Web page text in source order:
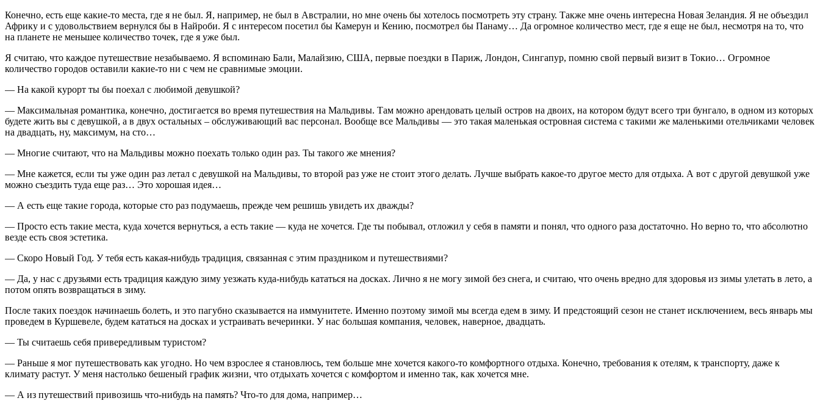
Конечно, есть еще какие-то места, где я не был. Я, например, не был в Австралии, но мне очень бы хотелось посмотреть эту страну. Также мне очень интересна Новая Зеландия. Я не объездил
Африку и с удовольствием вернулся бы в Найроби. Я с интересом посетил бы Камерун и Кению, посмотрел бы Панаму… Да огромное количество мест, где я еще не был, несмотря на то, что
на планете не меньшее количество точек, где я уже был.
Я считаю, что каждое путешествие незабываемо. Я вспоминаю Бали, Малайзию, США, первые поездки в Париж, Лондон, Сингапур, помню свой первый визит в Токио… Огромное
количество городов оставили какие-то ни с чем не сравнимые эмоции.
— На какой курорт ты бы поехал с любимой девушкой?
— Максимальная романтика, конечно, достигается во время путешествия на Мальдивы. Там можно арендовать целый остров на двоих, на котором будут всего три бунгало, в одном из которых
будете жить вы с девушкой, а в двух остальных – обслуживающий вас персонал. Вообще все Мальдивы — это такая маленькая островная система с такими же маленькими отельчиками человек
на двадцать, ну, максимум, на сто…
— Многие считают, что на Мальдивы можно поехать только один раз. Ты такого же мнения?
— Мне кажется, если ты уже один раз летал с девушкой на Мальдивы, то второй раз уже не стоит этого делать. Лучше выбрать какое-то другое место для отдыха. А вот с другой девушкой уже
можно съездить туда еще раз… Это хорошая идея…
— А есть еще такие города, которые сто раз подумаешь, прежде чем решишь увидеть их дважды?
— Просто есть такие места, куда хочется вернуться, а есть такие — куда не хочется. Где ты побывал, отложил у себя в памяти и понял, что одного раза достаточно. Но верно то, что абсолютно
везде есть своя эстетика.
— Скоро Новый Год. У тебя есть какая-нибудь традиция, связанная с этим праздником и путешествиями?
— Да, у нас с друзьями есть традиция каждую зиму уезжать куда-нибудь кататься на досках. Лично я не могу зимой без снега, и считаю, что очень вредно для здоровья из зимы улетать в лето, а
потом опять возвращаться в зиму.
После таких поездок начинаешь болеть, и это пагубно сказывается на иммунитете. Именно поэтому зимой мы всегда едем в зиму. И предстоящий сезон не станет исключением, весь январь мы
проведем в Куршевеле, будем кататься на досках и устраивать вечеринки. У нас большая компания, человек, наверное, двадцать.
— Ты считаешь себя привередливым туристом?
— Раньше я мог путешествовать как угодно. Но чем взрослее я становлюсь, тем больше мне хочется какого-то комфортного отдыха. Конечно, требования к отелям, к транспорту, даже к
климату растут. У меня настолько бешеный график жизни, что отдыхать хочется с комфортом и именно так, как хочется мне.
— А из путешествий привозишь что-нибудь на память? Что-то для дома, например…